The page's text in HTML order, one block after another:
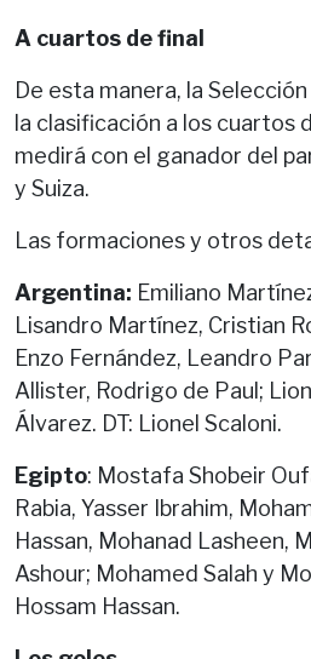
A cuartos de final
De esta manera, la
la clasificación a los cuartos
medirá con el ganador del
y Suiza.
Las formaciones y otros
Argentina: Emiliano
Lisandro Martínez, Cristian
Enzo Fernández, Leandro
Allister, Rodrigo de Paul;
Álvarez. DT: Lionel Scaloni.
Egipto: Mostafa Shobeir
Rabia, Yasser Ibrahim,
Hassan, Mohanad Lasheen,
Ashour; Mohamed Salah y
Hossam Hassan.